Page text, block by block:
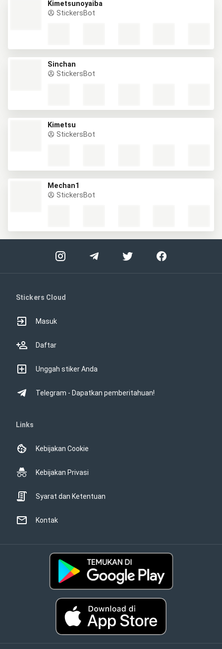
Kimetsunoyaiba
StickersBot
Sinchan
StickersBot
Kimetsu
StickersBot
Mechan1
StickersBot
Stickers Cloud
Masuk
Daftar
Unggah stiker Anda
Telegram - Dapatkan pemberitahuan!
Links
Kebijakan Cookie
Kebijakan Privasi
Syarat dan Ketentuan
Kontak